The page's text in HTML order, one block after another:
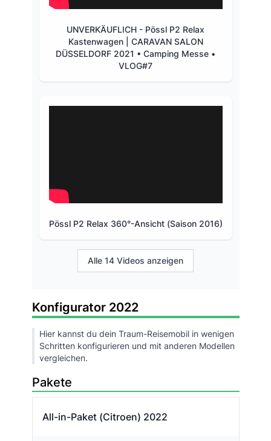
UNVERKÄUFLICH - Pössl P2 Relax
Kastenwagen | CARAVAN SALON
DÜSSELDORF 2021 • Camping Messe •
VLOG#7
Pössl P2 Relax 360°-Ansicht (Saison 2016)
Alle 14 Videos anzeigen
Konfigurator 2022
Hier kannst du dein Traum-Reisemobil in wenigen
Schritten konfigurieren und mit anderen Modellen
vergleichen.
Pakete
All-in-Paket (Citroen) 2022